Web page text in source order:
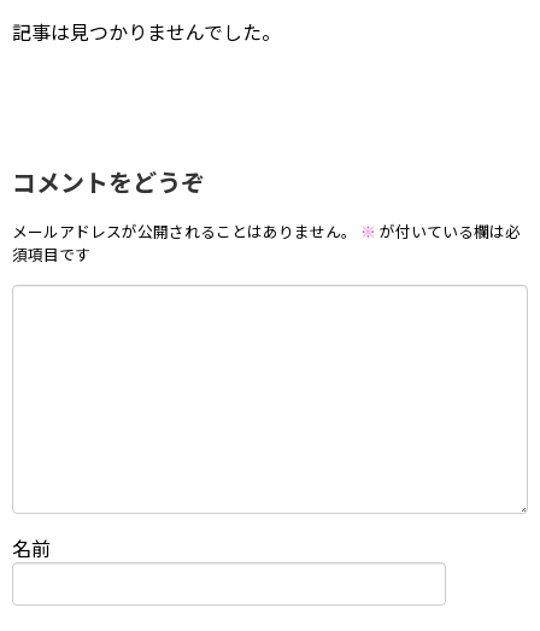
記事は見つかりませんでした。
コメントをどうぞ
メールアドレスが公開されることはありません。 ※ が付いている欄は必
須項目です
名前